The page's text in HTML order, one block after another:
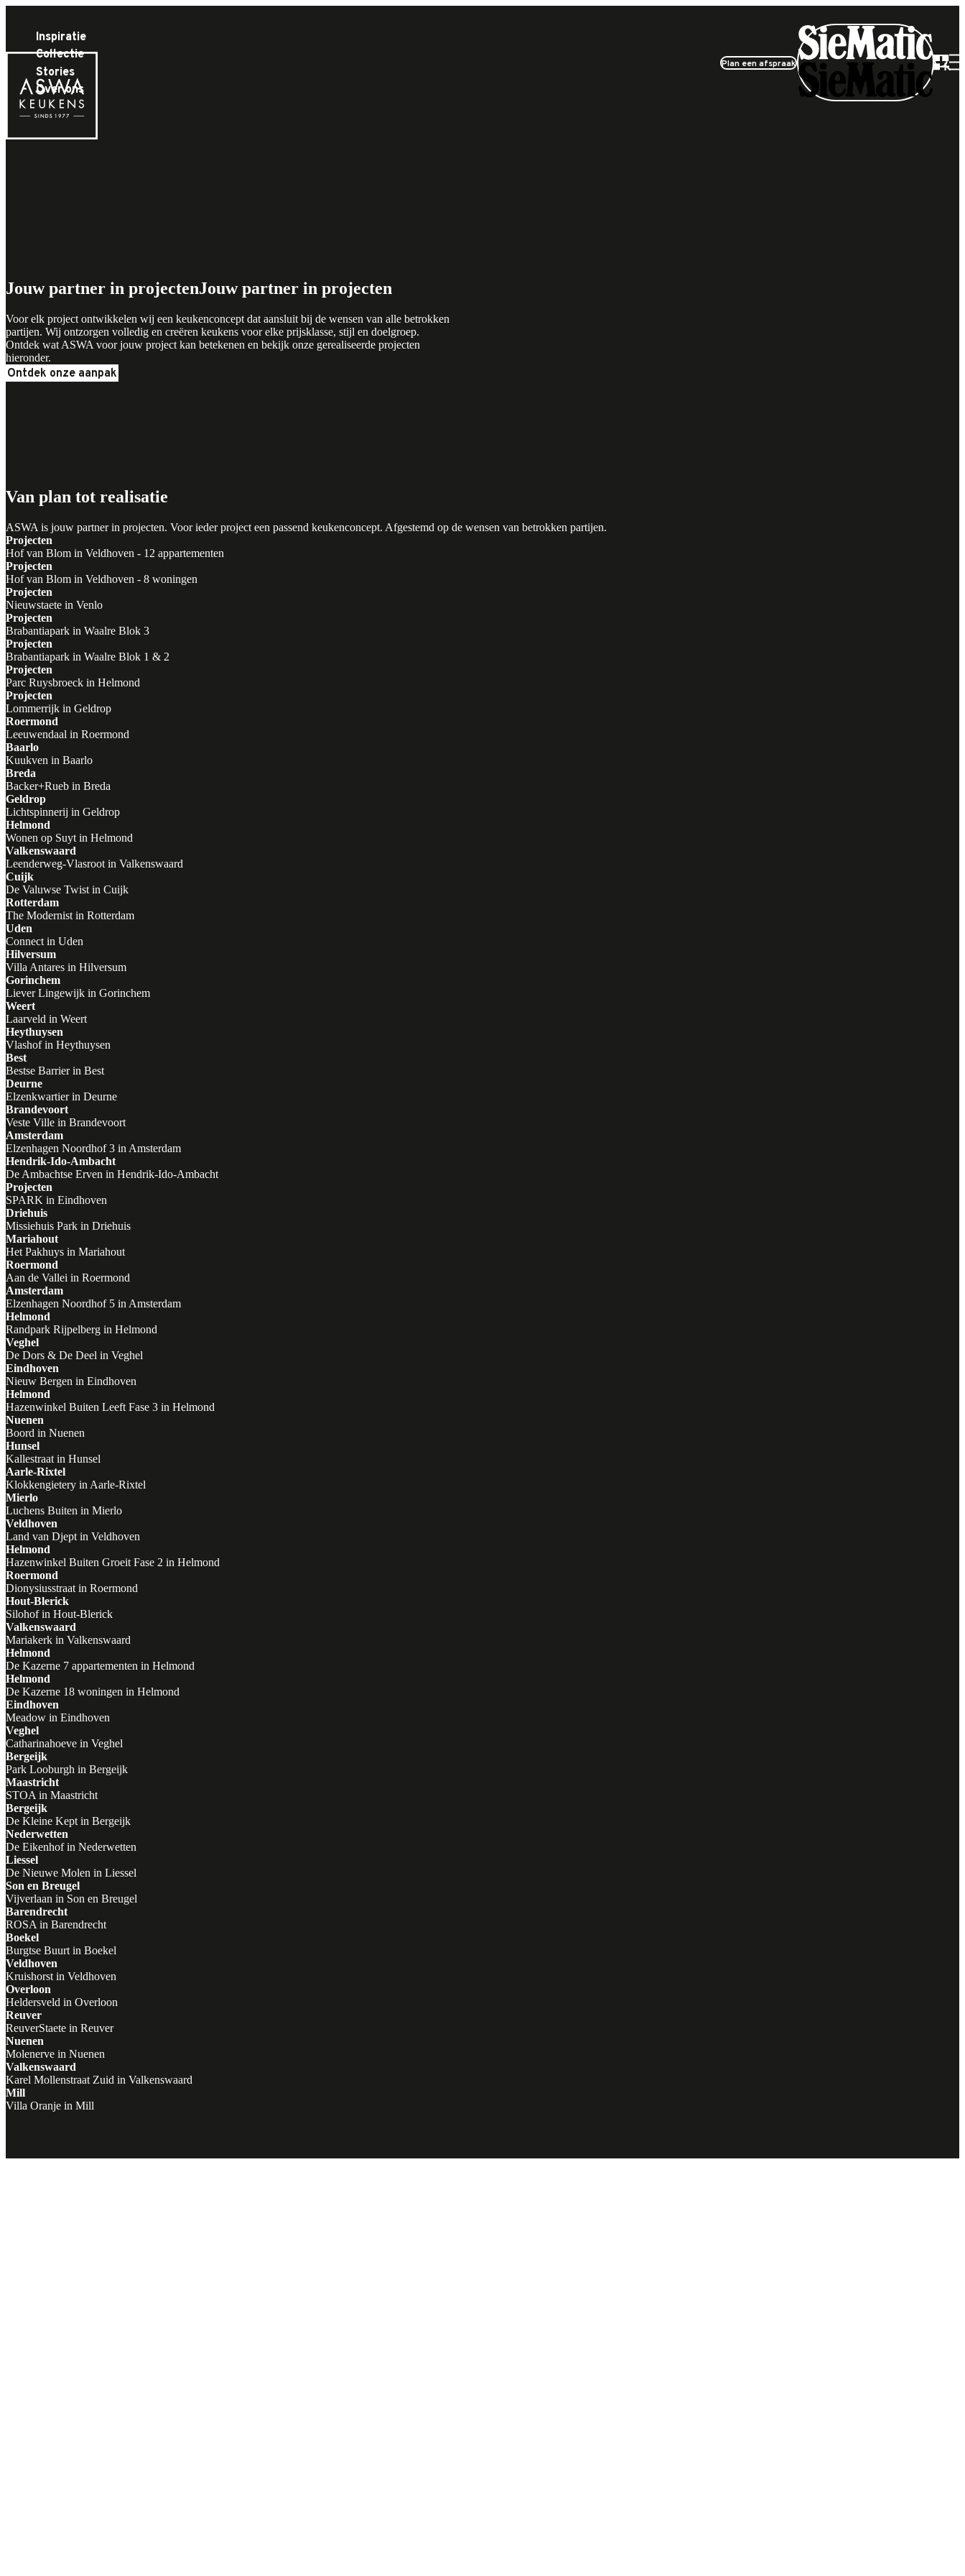
Inspiratie
Collectie
Stories
Over ons
Plan een afspraak
Jouw partner in projectenJouw partner in projecten
Voor elk project ontwikkelen wij een keukenconcept dat aansluit bij de wensen van alle betrokken
partijen. Wij ontzorgen volledig en creëren keukens voor elke prijsklasse, stijl en doelgroep.
Ontdek wat ASWA voor jouw project kan betekenen en bekijk onze gerealiseerde projecten
hieronder.
Ontdek onze aanpak
Van plan tot realisatie
ASWA is jouw partner in projecten. Voor ieder project een passend keukenconcept. Afgestemd op de wensen van betrokken partijen.
Projecten
Hof van Blom in Veldhoven - 12 appartementen
Projecten
Hof van Blom in Veldhoven - 8 woningen
Projecten
Nieuwstaete in Venlo
Projecten
Brabantiapark in Waalre Blok 3
Projecten
Brabantiapark in Waalre Blok 1 & 2
Projecten
Parc Ruysbroeck in Helmond
Projecten
Lommerrijk in Geldrop
Roermond
Leeuwendaal in Roermond
Baarlo
Kuukven in Baarlo
Breda
Backer+Rueb in Breda
Geldrop
Lichtspinnerij in Geldrop
Helmond
Wonen op Suyt in Helmond
Valkenswaard
Leenderweg-Vlasroot in Valkenswaard
Cuijk
De Valuwse Twist in Cuijk
Rotterdam
The Modernist in Rotterdam
Uden
Connect in Uden
Hilversum
Villa Antares in Hilversum
Gorinchem
Liever Lingewijk in Gorinchem
Weert
Laarveld in Weert
Heythuysen
Vlashof in Heythuysen
Best
Bestse Barrier in Best
Deurne
Elzenkwartier in Deurne
Brandevoort
Veste Ville in Brandevoort
Amsterdam
Elzenhagen Noordhof 3 in Amsterdam
Hendrik-Ido-Ambacht
De Ambachtse Erven in Hendrik-Ido-Ambacht
Projecten
SPARK in Eindhoven
Driehuis
Missiehuis Park in Driehuis
Mariahout
Het Pakhuys in Mariahout
Roermond
Aan de Vallei in Roermond
Amsterdam
Elzenhagen Noordhof 5 in Amsterdam
Helmond
Randpark Rijpelberg in Helmond
Veghel
De Dors & De Deel in Veghel
Eindhoven
Nieuw Bergen in Eindhoven
Helmond
Hazenwinkel Buiten Leeft Fase 3 in Helmond
Nuenen
Boord in Nuenen
Hunsel
Kallestraat in Hunsel
Aarle-Rixtel
Klokkengietery in Aarle-Rixtel
Mierlo
Luchens Buiten in Mierlo
Veldhoven
Land van Djept in Veldhoven
Helmond
Hazenwinkel Buiten Groeit Fase 2 in Helmond
Roermond
Dionysiusstraat in Roermond
Hout-Blerick
Silohof in Hout-Blerick
Valkenswaard
Mariakerk in Valkenswaard
Helmond
De Kazerne 7 appartementen in Helmond
Helmond
De Kazerne 18 woningen in Helmond
Eindhoven
Meadow in Eindhoven
Veghel
Catharinahoeve in Veghel
Bergeijk
Park Looburgh in Bergeijk
Maastricht
STOA in Maastricht
Bergeijk
De Kleine Kept in Bergeijk
Nederwetten
De Eikenhof in Nederwetten
Liessel
De Nieuwe Molen in Liessel
Son en Breugel
Vijverlaan in Son en Breugel
Barendrecht
ROSA in Barendrecht
Boekel
Burgtse Buurt in Boekel
Veldhoven
Kruishorst in Veldhoven
Overloon
Heldersveld in Overloon
Reuver
ReuverStaete in Reuver
Nuenen
Molenerve in Nuenen
Valkenswaard
Karel Mollenstraat Zuid in Valkenswaard
Mill
Villa Oranje in Mill